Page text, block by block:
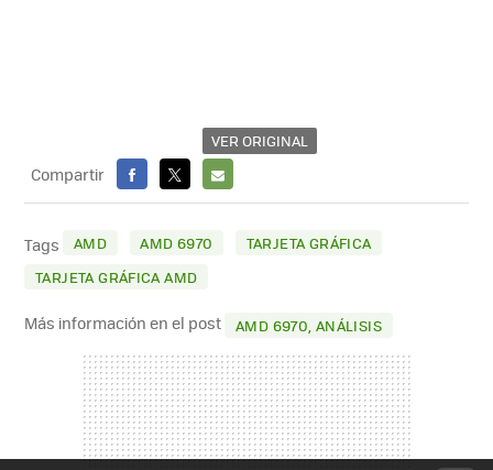
VER ORIGINAL
Compartir
FACEBOOK
X
E-
MAIL
Tags AMD AMD 6970
TARJETA GRÁFICA
TARJETA GRÁFICA AMD
Más información en el post AMD 6970, ANÁLISIS